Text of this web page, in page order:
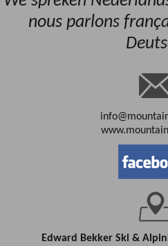
nous parlons
Edward Bekker Ski &